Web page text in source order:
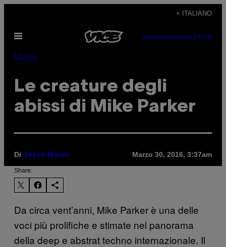
contenuto
+ ITALIANO
Apri
SUBSCRIBENEWSLETTER
Música
Le creature degli
abissi di Mike Parker
Di Jesse Weiss Marzo 30, 2016, 3:37am
Share:
Da circa vent’anni, Mike Parker è una delle
voci più prolifiche e stimate nel panorama
della deep e abstrat techno internazionale. Il